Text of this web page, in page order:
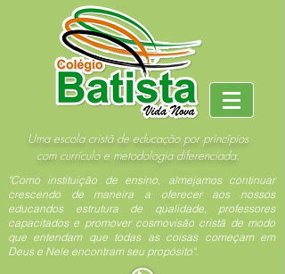
Uma escola cristã de educação por princípios
com currículo e metodologia diferenciada.
"Como instituição de ensino, almejamos continuar
crescendo de maneira a oferecer aos nossos
educandos estrutura de qualidade, professores
capacitados e promover cosmovisão cristã de modo
que entendam que todas as coisas começam em
Deus e Nele encontram seu propósito".